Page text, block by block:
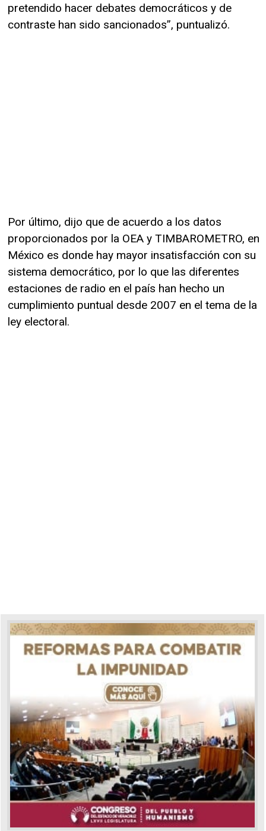
pretendido hacer debates democráticos y de
contraste han sido sancionados”, puntualizó.
Por último, dijo que de acuerdo a los datos
proporcionados por la OEA y TIMBAROMETRO, en
México es donde hay mayor insatisfacción con su
sistema democrático, por lo que las diferentes
estaciones de radio en el país han hecho un
cumplimiento puntual desde 2007 en el tema de la
ley electoral.